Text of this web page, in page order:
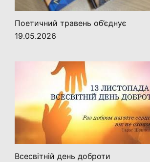
Поетичний травень об’єднує
19.05.2026
Всесвітній день доброти